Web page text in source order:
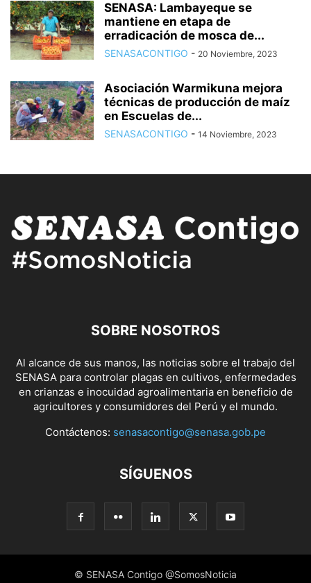
SENASA: Lambayeque se
mantiene en etapa de
erradicación de mosca de...
SENASACONTIGO - 20 Noviembre, 2023
Asociación Warmikuna mejora
técnicas de producción de maíz
en Escuelas de...
SENASACONTIGO - 14 Noviembre, 2023
SOBRE NOSOTROS
Al alcance de sus manos, las noticias sobre el trabajo del
SENASA para controlar plagas en cultivos, enfermedades
en crianzas e inocuidad agroalimentaria en beneficio de
agricultores y consumidores del Perú y el mundo.
Contáctenos: senasacontigo@senasa.gob.pe
SÍGUENOS
© SENASA Contigo @SomosNoticia